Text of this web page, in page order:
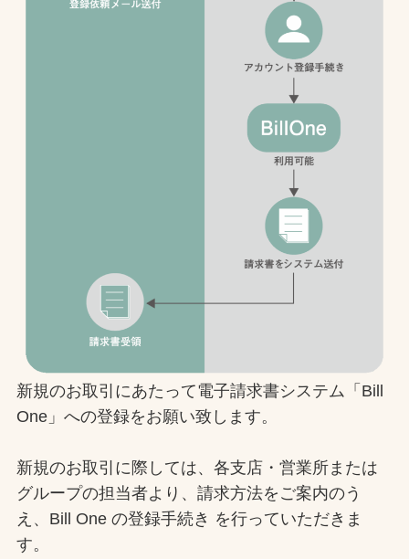
新規のお取引にあたって電子請求書システム「Bill
One」への登録をお願い致します。
新規のお取引に際しては、各支店・営業所または
グループの担当者より、請求方法をご案内のう
え、Bill One の登録手続き を行っていただきま
す。